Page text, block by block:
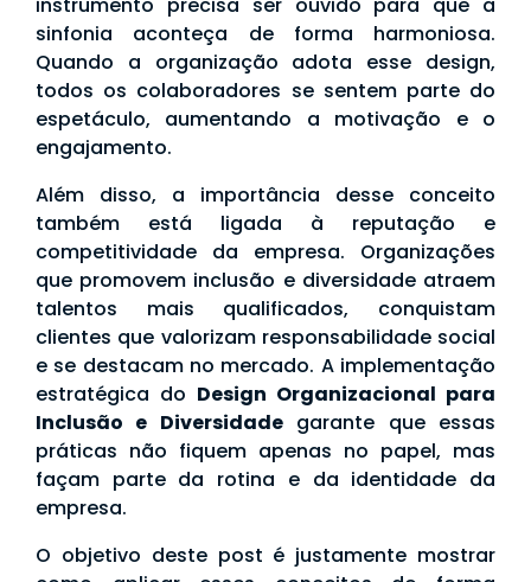
instrumento precisa ser ouvido para que a
sinfonia aconteça de forma harmoniosa.
Quando a organização adota esse design,
todos os colaboradores se sentem parte do
espetáculo, aumentando a motivação e o
engajamento.
Além disso, a importância desse conceito
também está ligada à reputação e
competitividade da empresa. Organizações
que promovem inclusão e diversidade atraem
talentos mais qualificados, conquistam
clientes que valorizam responsabilidade social
e se destacam no mercado. A implementação
estratégica do Design Organizacional para
Inclusão e Diversidadegarante que essas
práticas não fiquem apenas no papel, mas
façam parte da rotina e da identidade da
empresa.
O objetivo deste post é justamente mostrar